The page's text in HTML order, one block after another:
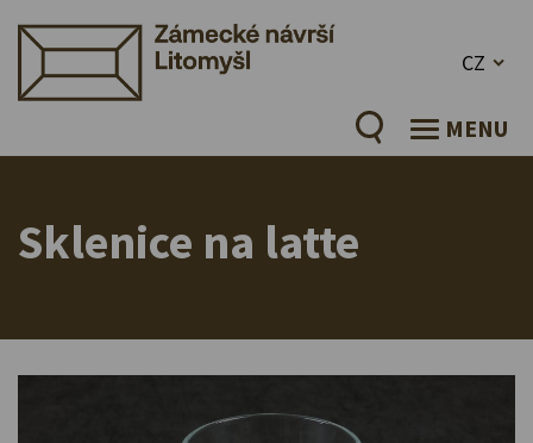
CZ
MENU
Sklenice na latte